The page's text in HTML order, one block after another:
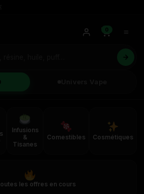
0
Infusions
&
Tisanes
Comestibles Cosmétiques
les offres en cours